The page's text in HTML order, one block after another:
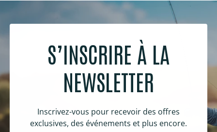
S’INSCRIRE À LA
NEWSLETTER
Inscrivez-vous pour recevoir des offres
exclusives, des événements et plus encore.